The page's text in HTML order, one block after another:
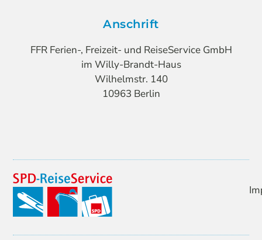
Anschrift
FFR Ferien-, Freizeit- und ReiseService GmbH
im Willy-Brandt-Haus
Wilhelmstr. 140
10963 Berlin